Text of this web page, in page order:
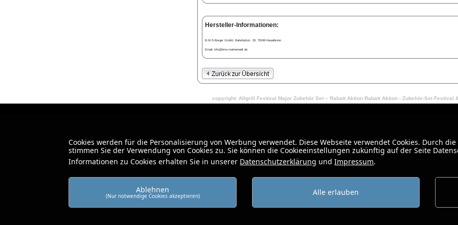
Hersteller-Informationen:
B.M.S-Burger GmbH, Bahnholzstr. 20, 75249 Kieselbronn
Email: info@bms-markenwelt.de
copyright: Allgrill Festival Major Zubehör Set – Rabatt Aktion Rabatt Aktion - Zubehör-Set Festival
Cookies werden für die Personalisierung von Werbung verwendet. Diese Webseite verwendet Cookies. Durch
stimmen Sie der Verwendung von Cookies zu. Sie können die Cookieeinstellungen zukünftig auf der Seite
Informationen zu Cookies erhalten Sie in unserer Datenschutzerklärung undImpressum.
Ablehnen
(Nur notwendige Cookies akzeptieren) Alle erlauben